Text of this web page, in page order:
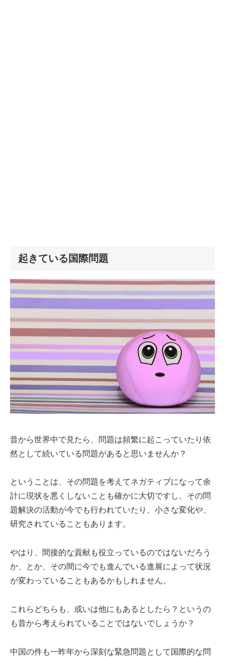
起きている国際問題
昔から世界中で見たら、問題は頻繁に起こっていたり依
然として続いている問題があると思いませんか？
ということは、その問題を考えてネガティブになって余
計に現状を悪くしないことも確かに大切ですし、その問
題解決の活動が今でも行われていたり、小さな変化や、
研究されていることもあります。
やはり、間接的な貢献も役立っているのではないだろう
か、とか、その間に今でも進んでいる進展によって状況
が変わっていることもあるかもしれません。
これらどちらも、或いは他にもあるとしたら？というの
も昔から考えられていることではないでしょうか？
中国の件も一昨年から深刻な緊急問題として国際的な問